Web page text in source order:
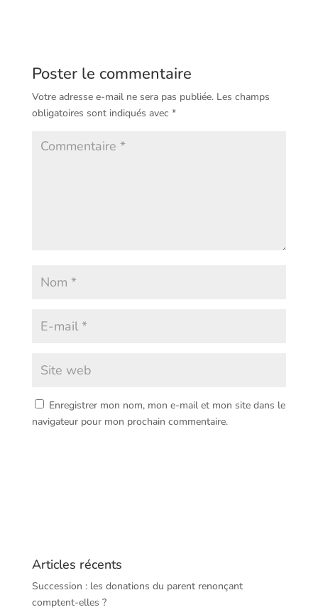
Poster le commentaire
Votre adresse e-mail ne sera pas publiée. Les champs
obligatoires sont indiqués avec *
Enregistrer mon nom, mon e-mail et mon site dans le
navigateur pour mon prochain commentaire.
Articles récents
Succession : les donations du parent renonçant
comptent-elles ?